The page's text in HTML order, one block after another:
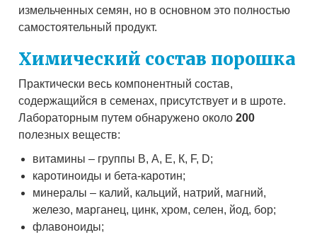
измельченных семян, но в основном это полностью
самостоятельный продукт.
Химический состав порошка
Практически весь компонентный состав,
содержащийся в семенах, присутствует и в шроте.
Лабораторным путем обнаружено около200
полезных веществ:
витамины – группы В, А, Е, К, F, D;
каротиноиды и бета-каротин;
минералы – калий, кальций, натрий, магний,
железо, марганец, цинк, хром, селен, йод, бор;
флавоноиды;